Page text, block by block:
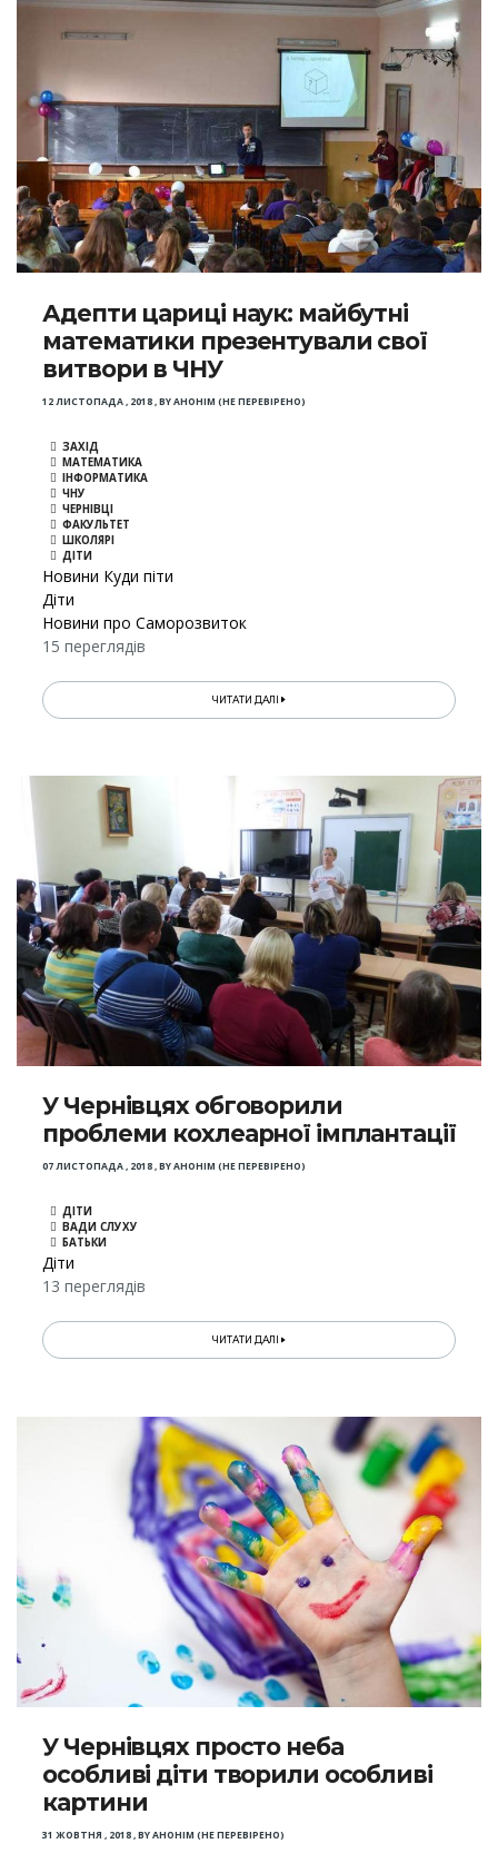
Адепти цариці наук: майбутні
математики презентували свої
витвори в ЧНУ
12 ЛИСТОПАДА , 2018,BYАНОНІМ (НЕ ПЕРЕВІРЕНО)
ЗАХІД
МАТЕМАТИКА
ІНФОРМАТИКА
ЧНУ
ЧЕРНІВЦІ
ФАКУЛЬТЕТ
ШКОЛЯРІ
ДІТИ
Новини Куди піти
Діти
Новини про Саморозвиток
15 переглядів
ЧИТАТИ ДАЛІ
У Чернівцях обговорили
проблеми кохлеарної імплантації
07 ЛИСТОПАДА , 2018,BYАНОНІМ (НЕ ПЕРЕВІРЕНО)
ДІТИ
ВАДИ СЛУХУ
БАТЬКИ
Діти
13 переглядів
ЧИТАТИ ДАЛІ
У Чернівцях просто неба
особливі діти творили особливі
картини
31 ЖОВТНЯ , 2018,BYАНОНІМ (НЕ ПЕРЕВІРЕНО)